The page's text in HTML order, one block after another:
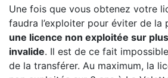
Une fois que vous obtenez votre
faudra l’exploiter pour éviter de la
une licence non exploitée sur
invalide. Il est de ce fait
de la transférer. Au maximum, la